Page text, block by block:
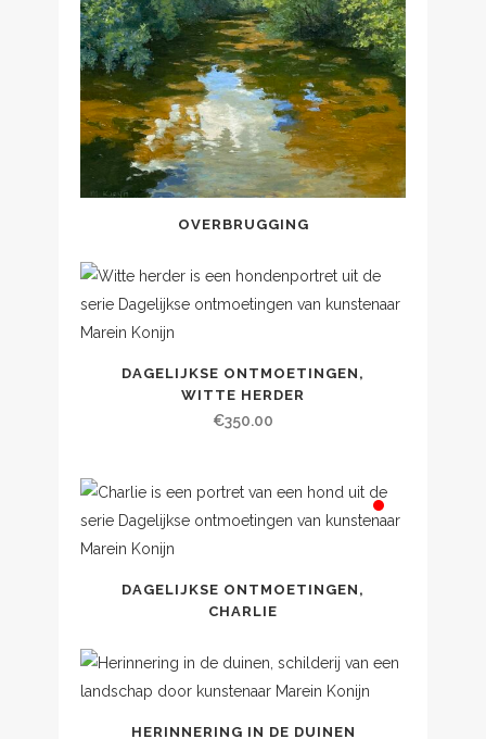
OVERBRUGGING
DAGELIJKSE ONTMOETINGEN,
WITTE HERDER
€350.00
DAGELIJKSE ONTMOETINGEN,
CHARLIE
HERINNERING IN DE DUINEN